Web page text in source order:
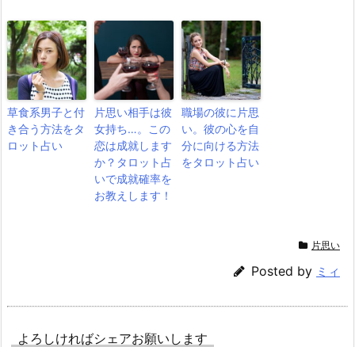
草食系男子と付
き合う方法をタ
ロット占い
片思い相手は彼
女持ち…。この
恋は成就します
か？タロット占
いで成就確率を
お教えします！
職場の彼に片思
い。彼の心を自
分に向ける方法
をタロット占い
片思い
Posted by ミィ
よろしければシェアお願いします